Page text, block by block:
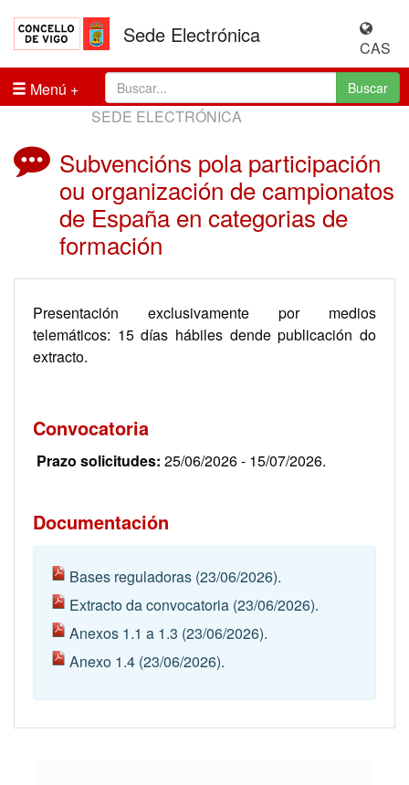
Sede Electrónica
CAS
Menú
Buscar
SEDE ELECTRÓNICA
Subvencións pola participación
ou organización de campionatos
de España en categorias de
formación
Presentación exclusivamente por medios
telemáticos: 15 días hábiles dende publicación do
extracto.
Convocatoria
Prazo solicitudes: 25/06/2026 - 15/07/2026.
Documentación
Bases reguladoras (23/06/2026).
Extracto da convocatoria (23/06/2026).
Anexos 1.1 a 1.3 (23/06/2026).
Anexo 1.4 (23/06/2026).